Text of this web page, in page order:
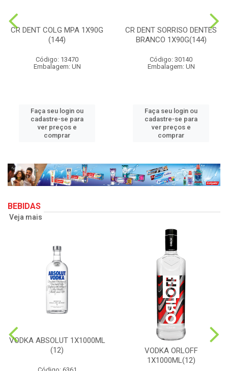
CR DENT COLG MPA 1X90G
(144)
Código: 13470
Embalagem: UN
Faça seu login ou
cadastre-se para
ver preços e
comprar
CR DENT SORRISO DENTES
BRANCO 1X90G(144)
Código: 30140
Embalagem: UN
Faça seu login ou
cadastre-se para
ver preços e
comprar
BEBIDAS
Veja mais
VODKA ABSOLUT 1X1000ML
(12)
VODKA ORLOFF
1X1000ML(12)